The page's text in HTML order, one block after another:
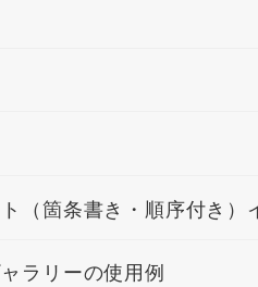
（箇条書き・順序付き）
ラリーの使用例